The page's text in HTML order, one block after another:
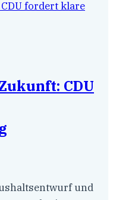
CDU
und